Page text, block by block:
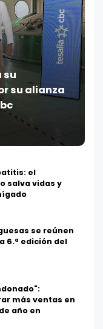
su
su alianza
el
salva vidas y
se reúnen
6.ª edición del
más ventas en
año en